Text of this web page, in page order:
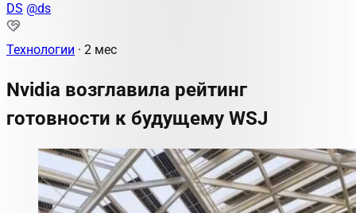
DS @ds
Технологии · 2 мес
Nvidia возглавила рейтинг
готовности к будущему WSJ